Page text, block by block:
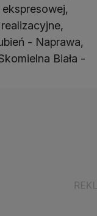
- Naprawa,
Biała -